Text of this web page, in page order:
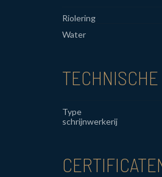
Riolering
Water
Type
schrijnwerkerij